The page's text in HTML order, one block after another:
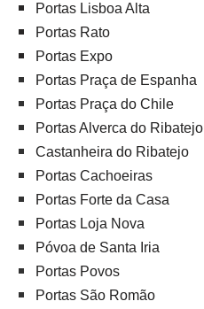
Portas Lisboa Alta
Portas Rato
Portas Expo
Portas Praça de Espanha
Portas Praça do Chile
Portas Alverca do Ribatejo
Castanheira do Ribatejo
Portas Cachoeiras
Portas Forte da Casa
Portas Loja Nova
Póvoa de Santa Iria
Portas Povos
Portas São Romão